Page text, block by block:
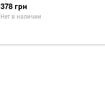
378 грн
Нет в наличии